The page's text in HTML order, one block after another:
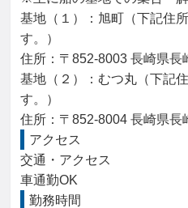
基地（１）：旭町（下記住
す。）
住所：〒852-8003 長崎県長
基地（２）：むつ丸（下記
す。）
住所：〒852-8004 長崎県長
アクセス
交通・アクセス
車通勤OK
勤務時間